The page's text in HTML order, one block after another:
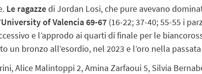
Le ragazzedi Jordan Losi, che pure avevano
of Valencia 69-67 (16-22; 37-40; 55-55 i
e l’approdo ai quarti di finale per le
un bronzo all’esordio, nel 2023 e l’oro nella
Alice Malintoppi 2, Amina Zarfaoui 5, Silvia